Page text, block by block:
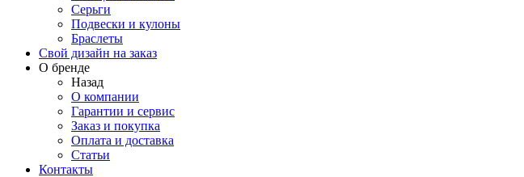
Серьги
Подвески и кулоны
Браслеты
Свой дизайн на заказ
О бренде
Назад
О компании
Гарантии и сервис
Заказ и покупка
Оплата и доставка
Статьи
Контакты